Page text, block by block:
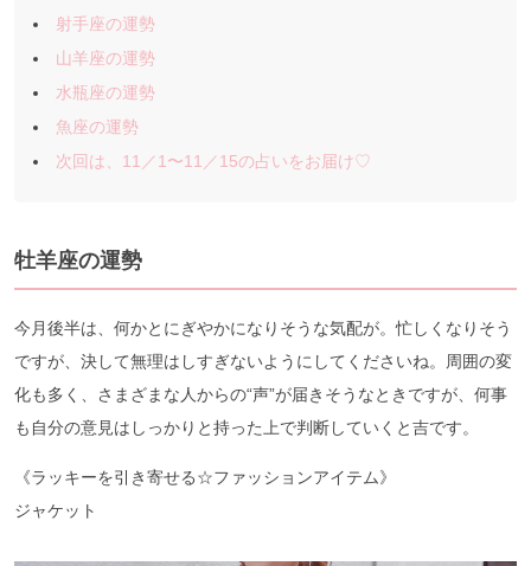
射手座の運勢
山羊座の運勢
水瓶座の運勢
魚座の運勢
次回は、11／1〜11／15の占いをお届け♡
牡羊座の運勢
今月後半は、何かとにぎやかになりそうな気配が。忙しくなりそう
ですが、決して無理はしすぎないようにしてくださいね。周囲の変
化も多く、さまざまな人からの“声”が届きそうなときですが、何事
も自分の意見はしっかりと持った上で判断していくと吉です。
《ラッキーを引き寄せる☆ファッションアイテム》
ジャケット